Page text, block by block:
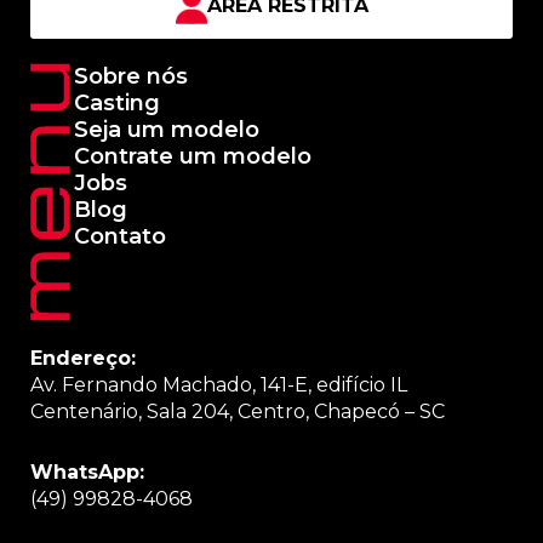
e
b
o
o
k
-
f
t
a
a
m
t
s
t
u
ÁREA RESTRITA
Sobre nós
Casting
Seja um modelo
Contrate um modelo
Jobs
Blog
Contato
Endereço:
Av. Fernando Machado, 141-E, edifício IL
Centenário, Sala 204, Centro, Chapecó – SC
WhatsApp:
(49) 99828-4068